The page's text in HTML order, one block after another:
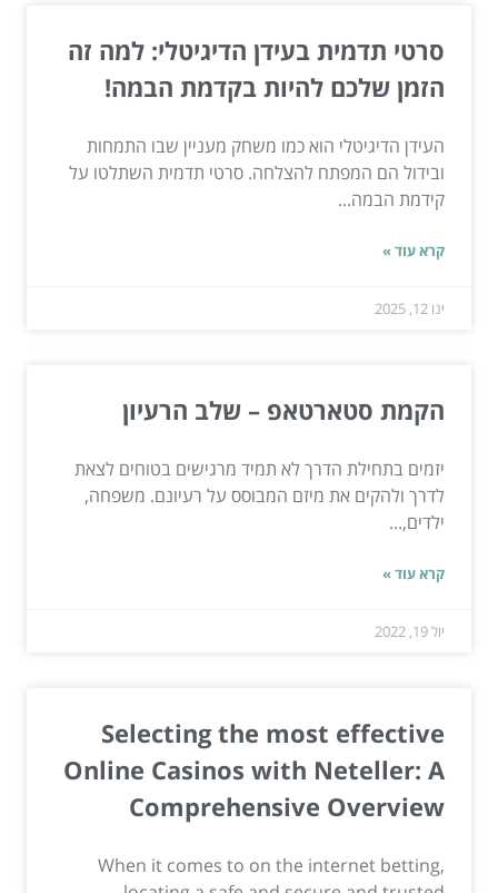
סרטי תדמית בעידן הדיגיטלי: למה זה
הזמן שלכם להיות בקדמת הבמה!
העידן הדיגיטלי הוא כמו משחק מעניין שבו התמחות
ובידול הם המפתח להצלחה. סרטי תדמית השתלטו על
קידמת הבמה...
קרא עוד »
ינו 12, 2025
הקמת סטארטאפ – שלב הרעיון
יזמים בתחילת הדרך לא תמיד מרגישים בטוחים לצאת
לדרך ולהקים את מיזם המבוסס על רעיונם. משפחה,
ילדים,...
קרא עוד »
יול 19, 2022
Selecting the most effective
Online Casinos with Neteller: A
Comprehensive Overview
When it comes to on the internet betting,